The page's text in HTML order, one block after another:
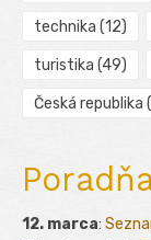
technika (12)
turistika (49)
Česká republika
12. marca: